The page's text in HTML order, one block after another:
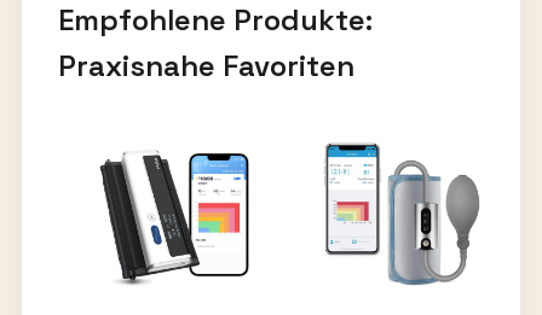
Empfohlene Produkte:
Praxisnahe Favoriten